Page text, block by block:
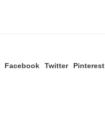
Facebook Twitter Pinterest